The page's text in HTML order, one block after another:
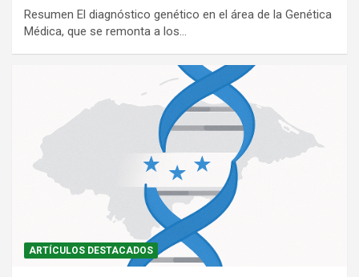
Resumen El diagnóstico genético en el área de la Genética
Médica, que se remonta a los…
ARTÍCULOS DESTACADOS